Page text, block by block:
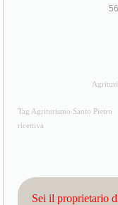
Tag Agriturismo Santo Pietro
ricettiva
Sei il proprietario